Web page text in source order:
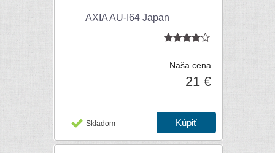
AXIA AU-I64 Japan
Naša cena
21 €
Skladom